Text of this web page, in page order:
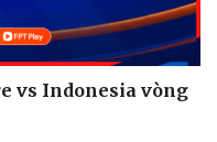
vs Indonesia vòng